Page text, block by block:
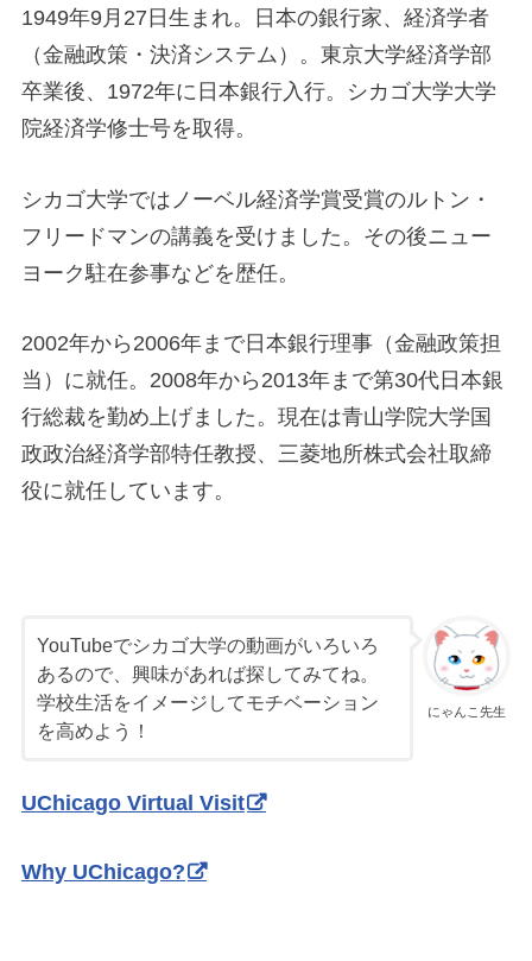
1949年9月27日生まれ。日本の銀行家、経済学者
（金融政策・決済システム）。東京大学経済学部
卒業後、1972年に日本銀行入行。シカゴ大学大学
院経済学修士号を取得。
シカゴ大学ではノーベル経済学賞受賞のルトン・
フリードマンの講義を受けました。その後ニュー
ヨーク駐在参事などを歴任。
2002年から2006年まで日本銀行理事（金融政策担
当）に就任。2008年から2013年まで第30代日本銀
行総裁を勤め上げました。現在は青山学院大学国
政政治経済学部特任教授、三菱地所株式会社取締
役に就任しています。
にゃんこ先生
YouTubeでシカゴ大学の動画がいろいろ
あるので、興味があれば探してみてね。
学校生活をイメージしてモチベーション
を高めよう！
UChicago Virtual Visit
Why UChicago?